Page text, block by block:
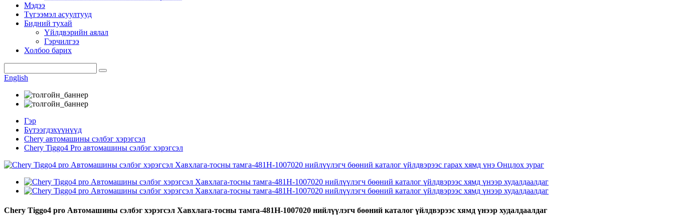
Мэдээ
Түгээмэл асуултууд
Бидний тухай
Үйлдвэрийн аялал
Гэрчилгээ
Холбоо барих
English
Гэр
Бүтээгдэхүүнүүд
Chery автомашины сэлбэг хэрэгсэл
Chery Tiggo4 Pro автомашины сэлбэг хэрэгсэл
Chery Tiggo4 pro Автомашины сэлбэг хэрэгсэл Хавхлага-тосны тамга-481H-1007020 нийлүүлэгч бөөний каталог үйлдвэрээс хямд үнээр худалдаалдаг